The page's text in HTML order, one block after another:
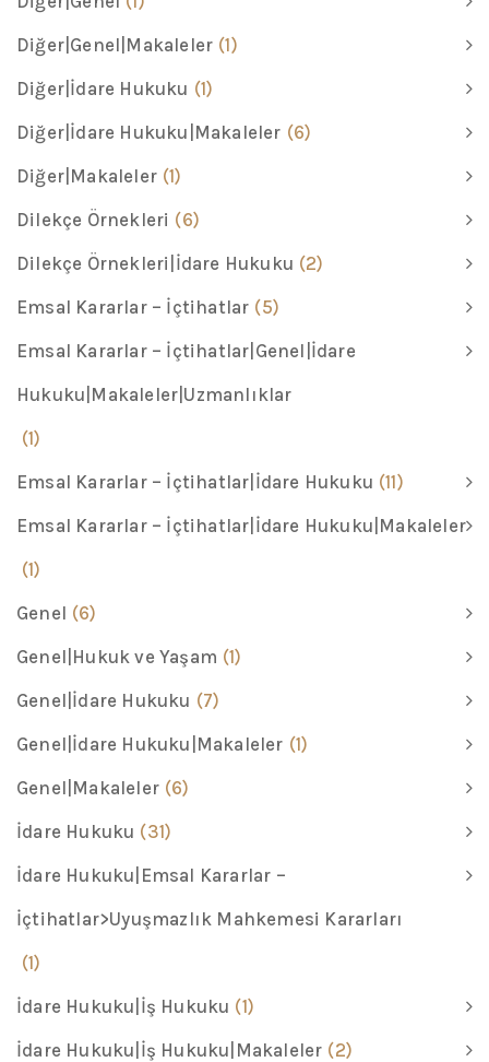
Diğer|Genel|Makaleler (1)
Diğer|İdare Hukuku (1)
Diğer|İdare Hukuku|Makaleler (6)
Diğer|Makaleler (1)
Dilekçe Örnekleri (6)
Dilekçe Örnekleri|İdare Hukuku (2)
Emsal Kararlar – İçtihatlar (5)
Emsal Kararlar – İçtihatlar|Genel|İdare
Hukuku|Makaleler|Uzmanlıklar
(1)
Emsal Kararlar – İçtihatlar|İdare Hukuku (11)
Emsal Kararlar – İçtihatlar|İdare Hukuku|Makaleler
(1)
Genel (6)
Genel|Hukuk ve Yaşam (1)
Genel|İdare Hukuku (7)
Genel|İdare Hukuku|Makaleler (1)
Genel|Makaleler (6)
İdare Hukuku (31)
İdare Hukuku|Emsal Kararlar –
İçtihatlar>Uyuşmazlık Mahkemesi Kararları
(1)
İdare Hukuku|İş Hukuku (1)
İdare Hukuku|İş Hukuku|Makaleler (2)